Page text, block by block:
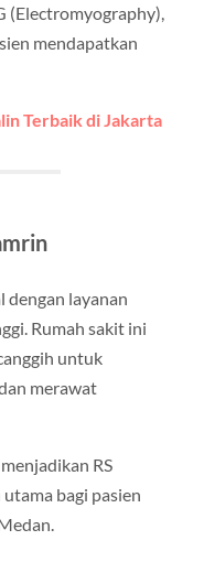
(Electromyography),
mendapatkan
Terbaik di Jakarta
dengan layanan
Rumah sakit ini
untuk
merawat
RS
bagi pasien